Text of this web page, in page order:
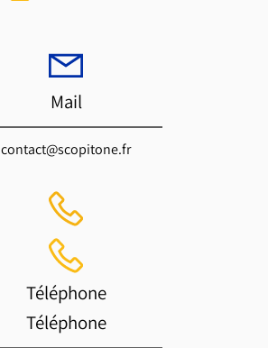
Mail
contact@scopitone.fr
Téléphone
Téléphone